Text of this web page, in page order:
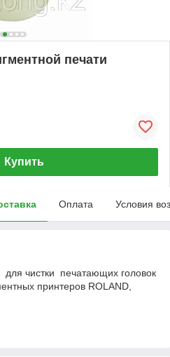
печати
Купить
Оплата Условия
для чистки печатающих головок
принтеров ROLAND,